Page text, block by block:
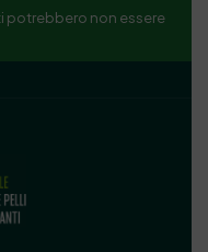
potrebbero non essere